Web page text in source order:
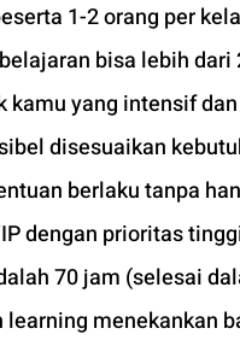
1-2 orang per
bisa lebih
kamu yang intensif
disesuaikan
berlaku tanpa
dengan prioritas
70 jam (selesai
learning menekankan